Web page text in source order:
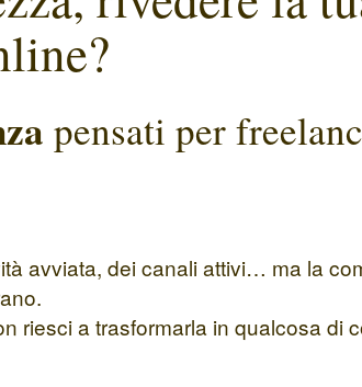
pensati per
avviata, dei canali attivi… ma la
riesci a trasformarla in qualcosa di